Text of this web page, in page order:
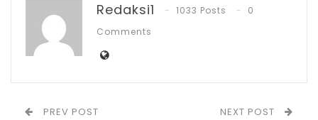
Pemkot Kotamobagu Sambut 1 Muharram
dengan Zikir…
Jul 7, 2026
Jun 30, 2026
Redaksi1 1033 Posts
0
Comments
PREV POST NEXT POST